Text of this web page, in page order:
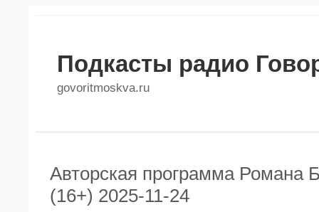
Подкасты радио
govoritmoskva.ru
Авторская программа Романа
(16+) 2025-11-24